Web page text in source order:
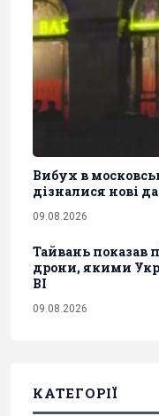
Вибух в
дізналися нові
09.08.2026
Тайвань показав
дрони, якими
BI
09.08.2026
КАТЕГОРІЇ